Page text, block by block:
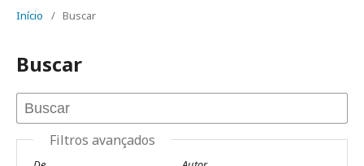
Início / Buscar
Buscar
Filtros avançados